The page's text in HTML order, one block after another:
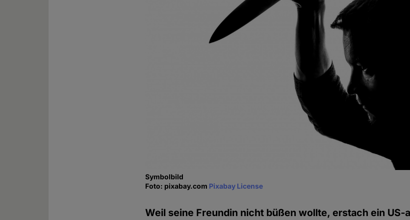
Symbolbild
Foto: pixabay.com Pixabay License
Weil seine Freundin nicht büßen wollte, erstach ein US-